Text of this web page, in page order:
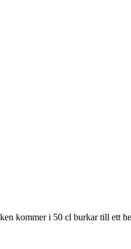
kommer i 50 cl burkar till ett